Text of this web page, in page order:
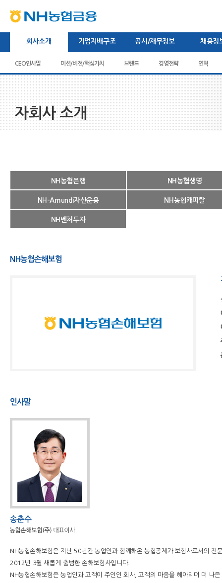
본문내용바로가기
주메뉴바로가기
상단내용바로가기
하단내용바로가기
회사소개
CEO인사말 미션/비전/핵심가치 브랜드 경영전략 연혁
기업지배구조
주주현황 이사회 관련규정 이사회 공시
공시/재무정보
경영공시 감사보고서
채용정
채용절차
새소식/보도자료
자회사 소개
NH농협은행 NH농협생명
NH-Amundi자산운용 NH농협캐피탈
NH벤처투자
NH농협손해보험
인사말
NH농협손해보험은 지난 50년간 농업인과 함께해온 농협공제가 보험사로서의 전
2012년 3월 새롭게 출범한 손해보험사입니다.
NH농협손해보험은 농업인과 고객이 주인인 회사, 고객의 마음을 헤아리며 더 나